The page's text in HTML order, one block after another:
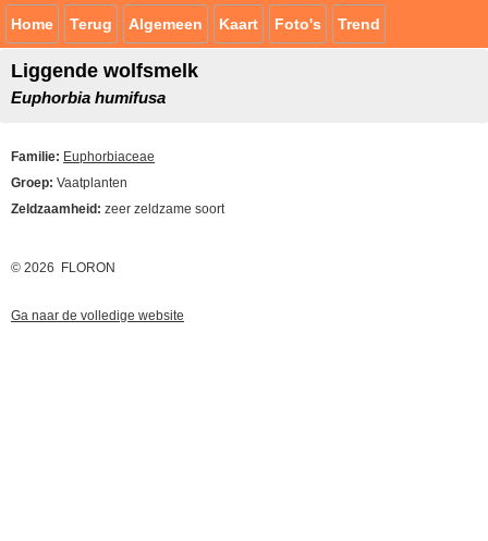
Home Terug Algemeen Kaart Foto's Trend
Liggende wolfsmelk
Euphorbia humifusa
Familie: Euphorbiaceae
Groep: Vaatplanten
Zeldzaamheid: zeer zeldzame soort
© 2026 FLORON
Ga naar de volledige website